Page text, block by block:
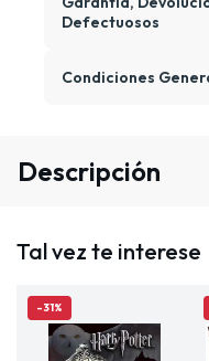
Defectuosos
Condiciones
Descripción
Tal vez te interese
-31%